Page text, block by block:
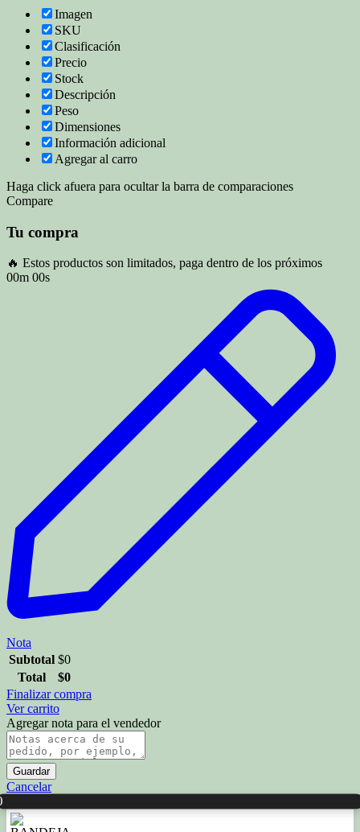
Imagen
SKU
Clasificación
Precio
Stock
Descripción
Peso
Dimensiones
Información adicional
Agregar al carro
Haga click afuera para ocultar la barra de comparaciones
Compare
Tu compra
🔥 Estos productos son limitados, paga dentro de los próximos
00m 00s
Nota
Subtotal $0
Total
$0
Finalizar compra
Ver carrito
Agregar nota para el vendedor
Guardar
Cancelar